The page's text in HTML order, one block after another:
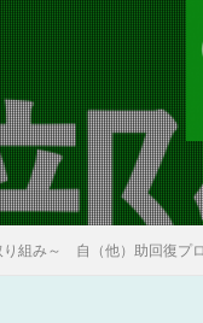
り組み～ 自（他）助回復